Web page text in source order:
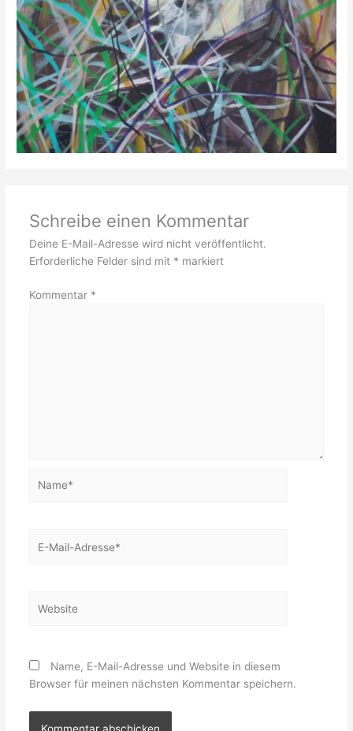
Schreibe einen Kommentar
Deine E-Mail-Adresse wird nicht veröffentlicht.
Erforderliche Felder sind mit * markiert
Kommentar *
Mail-
Name, E-Mail-Adresse und Website in diesem
Browser für meinen nächsten Kommentar speichern.